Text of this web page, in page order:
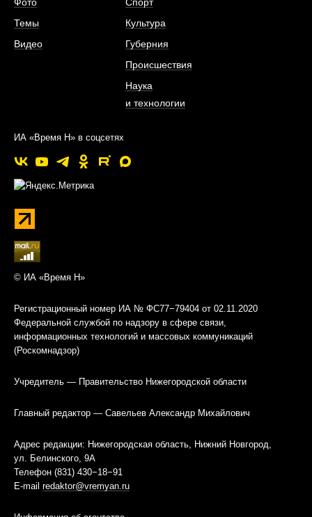
Темы
Видео
Культура
Губерния
Происшествия
Наука
и технологии
ИА «Время Н» в соцсетях
© ИА «Время Н»
Регистрационный номер ИА № ФС77−79404 от 02.11.2020
Федеральной службой по надзору в сфере связи,
информационных технологий и массовых коммуникаций
(Роскомнадзор)
Учредитель — Правительство Нижегородской области
Главный редактор — Савельев Александр Михайлович
Адрес редакции: Нижегородская область, Нижний Новгород,
ул. Белинского, 9А
Телефон (831) 430−18−91
E-mail redaktor@vremyan.ru